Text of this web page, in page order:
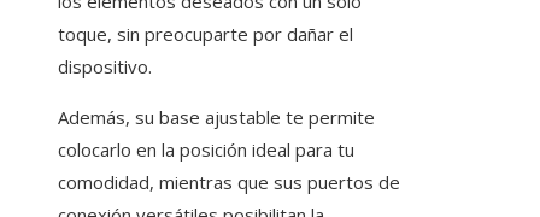
toque, sin preocuparte por dañar el
dispositivo.
Además, su base ajustable te permite
colocarlo en la posición ideal para tu
comodidad, mientras que sus puertos de